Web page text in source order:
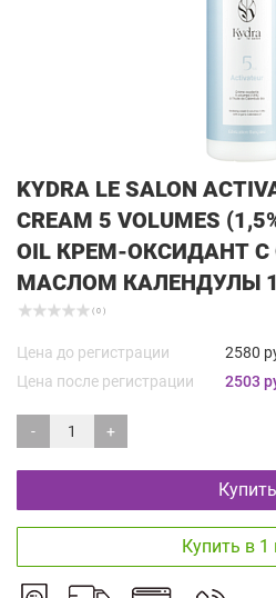
KYDRA LE SALON
CREAM 5 VOLUMES
OIL КРЕМ-ОКСИДАНТ
МАСЛОМ КАЛЕНДУЛЫ
( 0 )
Цена до регистрации
2580
Цена после регистрации
2503
- +
Купить
Купить в 1